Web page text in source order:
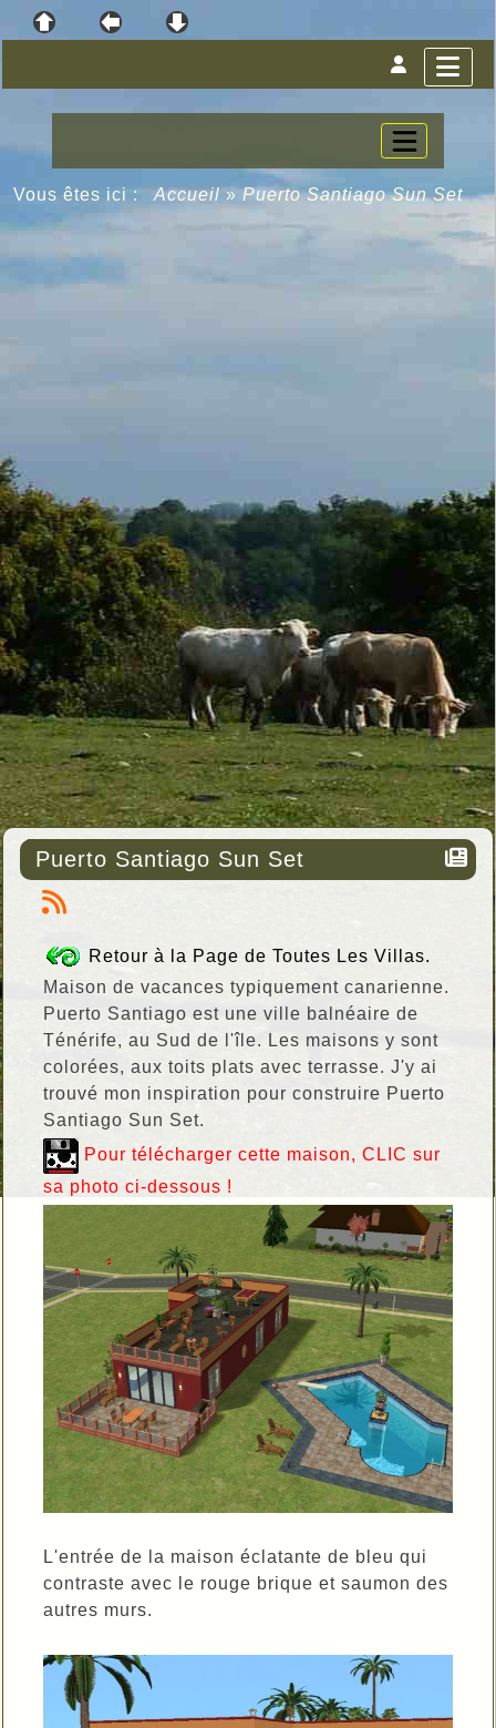
Vous êtes ici : Accueil »Puerto Santiago Sun Set
Puerto Santiago Sun Set
Retour à la Page de Toutes Les Villas.
Maison de vacances typiquement canarienne.
Puerto Santiago est une ville balnéaire de
Ténérife, au Sud de l'île. Les maisons y sont
colorées, aux toits plats avec terrasse. J'y ai
trouvé mon inspiration pour construire Puerto
Santiago Sun Set.
Pour télécharger cette maison, CLIC sur
sa photo ci-dessous !
L'entrée de la maison éclatante de bleu qui
contraste avec le rouge brique et saumon des
autres murs.